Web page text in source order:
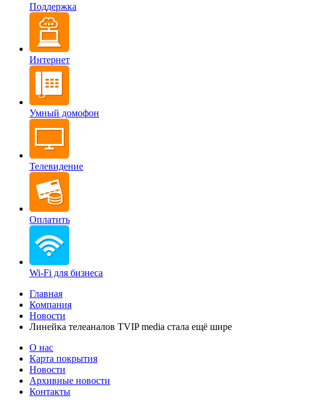
Поддержка
Интернет
Умный домофон
Телевидение
Оплатить
Wi-Fi для бизнеса
Главная
Компания
Новости
Линейка телеаналов TVIP media стала ещё шире
О нас
Карта покрытия
Новости
Архивные новости
Контакты